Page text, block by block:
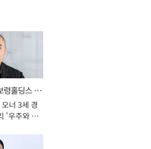
령홀딩스 대
너 3세 경
'우주와 헬